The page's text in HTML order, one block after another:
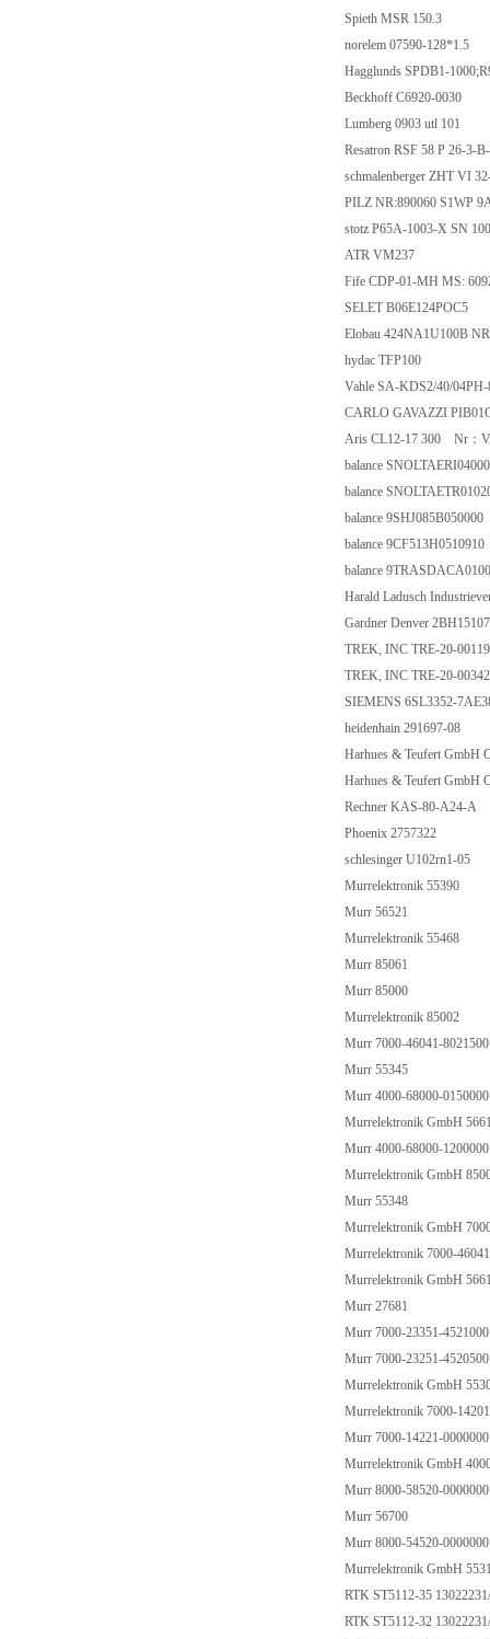
Spieth MSR 150.3
norelem 07590-128*1.5
Hagglunds SPDB1-
Beckhoff C6920-0030
Lumberg 0903 utl 101
Resatron RSF 58 P 26-3-
schmalenberger ZHT VI
PILZ NR:890060 S1WP
stotz P65A-1003-X SN
ATR VM237
Fife CDP-01-MH MS:
SELET B06E124POC5
Elobau 424NA1U100B
hydac TFP100
Vahle SA-KDS2/40/
CARLO GAVAZZI
Aris CL12-17 300 Nr：
balance
balance
balance 9SHJ085B050000
balance 9CF513H0510910
balance
Harald Ladusch
Gardner Denver
TREK, INC TRE-20-
TREK, INC TRE-20-
SIEMENS 6SL3352-
heidenhain 291697-08
Harhues & Teufert GmbH
Harhues & Teufert GmbH
Rechner KAS-80-A24-A
Phoenix 2757322
schlesinger U102rn1-05
Murrelektronik 55390
Murr 56521
Murrelektronik 55468
Murr 85061
Murr 85000
Murrelektronik 85002
Murr 7000-46041-
Murr 55345
Murr 4000-68000-
Murrelektronik GmbH
Murr 4000-68000-
Murrelektronik GmbH
Murr 55348
Murrelektronik GmbH
Murrelektronik 7000-
Murrelektronik GmbH
Murr 27681
Murr 7000-23351-
Murr 7000-23251-
Murrelektronik GmbH
Murrelektronik 7000-
Murr 7000-14221-
Murrelektronik GmbH
Murr 8000-58520-
Murr 56700
Murr 8000-54520-
Murrelektronik GmbH
RTK ST5112-35
RTK ST5112-32